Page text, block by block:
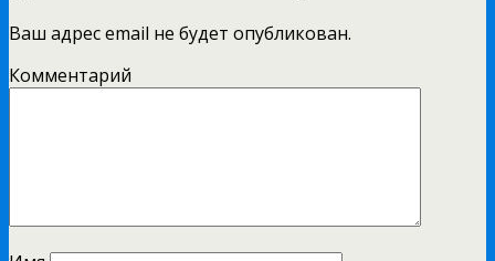
Ваш адрес email не будет опубликован.
Комментарий